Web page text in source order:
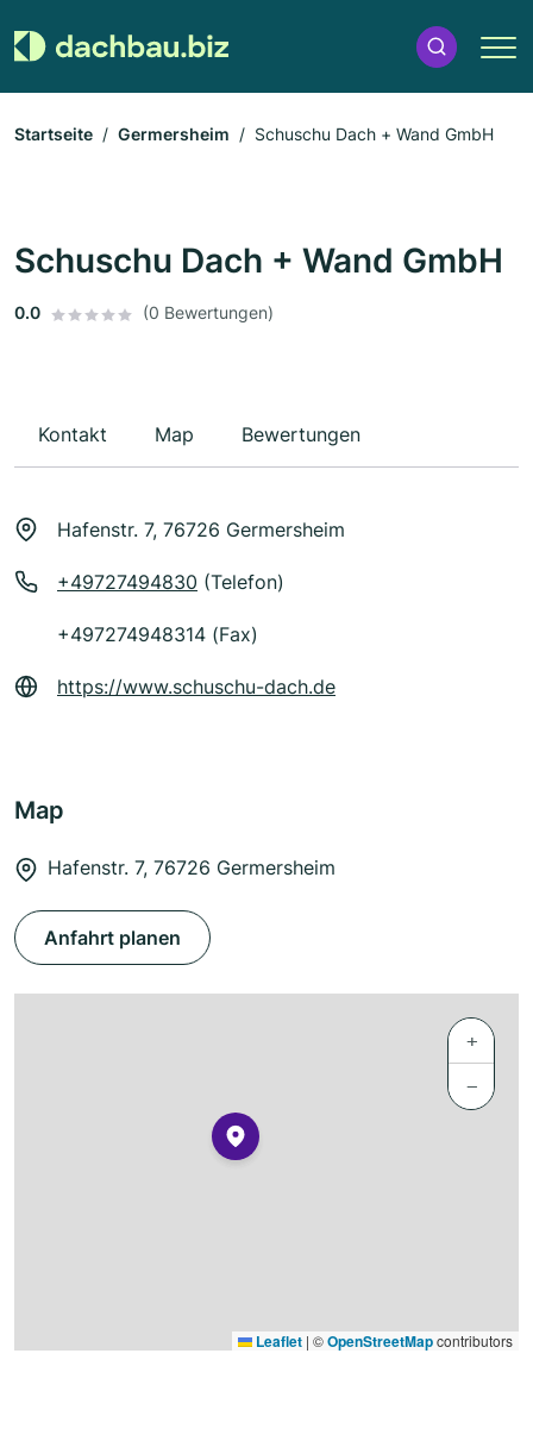
Startseite Germersheim Schuschu Dach + Wand GmbH
Schuschu Dach + Wand GmbH
0.0 (0 Bewertungen)
Kontakt Map Bewertungen
Hafenstr. 7, 76726 Germersheim
+49727494830 (Telefon)
+497274948314 (Fax)
https://www.schuschu-dach.de
Map
Hafenstr. 7, 76726 Germersheim
Anfahrt planen
+
−
Leaflet | ©OpenStreetMapcontributors